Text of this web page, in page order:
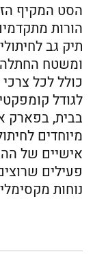
הסט המקיף
הורות
תיק גב
כולל לכל
לגודל
בבית, בפארק
מיוחדים
אישיים של
פעילים
נוחות